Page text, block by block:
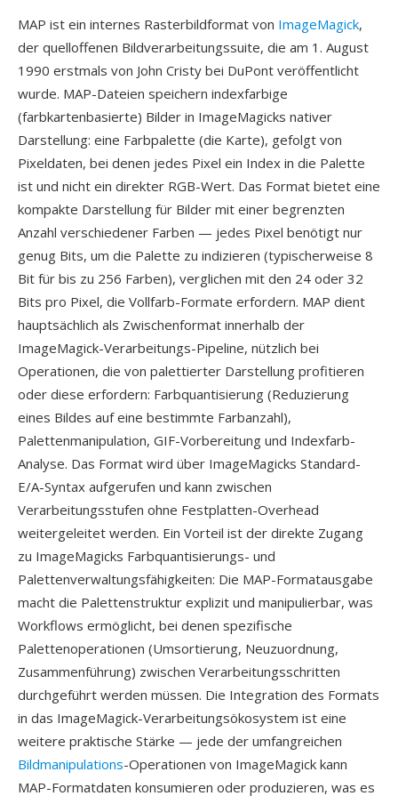
MAP ist ein internes Rasterbildformat von ImageMagick,
der quelloffenen Bildverarbeitungssuite, die am 1. August
1990 erstmals von John Cristy bei DuPont veröffentlicht
wurde. MAP-Dateien speichern indexfarbige
(farbkartenbasierte) Bilder in ImageMagicks nativer
Darstellung: eine Farbpalette (die Karte), gefolgt von
Pixeldaten, bei denen jedes Pixel ein Index in die Palette
ist und nicht ein direkter RGB-Wert. Das Format bietet eine
kompakte Darstellung für Bilder mit einer begrenzten
Anzahl verschiedener Farben — jedes Pixel benötigt nur
genug Bits, um die Palette zu indizieren (typischerweise 8
Bit für bis zu 256 Farben), verglichen mit den 24 oder 32
Bits pro Pixel, die Vollfarb-Formate erfordern. MAP dient
hauptsächlich als Zwischenformat innerhalb der
ImageMagick-Verarbeitungs-Pipeline, nützlich bei
Operationen, die von palettierter Darstellung profitieren
oder diese erfordern: Farbquantisierung (Reduzierung
eines Bildes auf eine bestimmte Farbanzahl),
Palettenmanipulation, GIF-Vorbereitung und Indexfarb-
Analyse. Das Format wird über ImageMagicks Standard-
E/A-Syntax aufgerufen und kann zwischen
Verarbeitungsstufen ohne Festplatten-Overhead
weitergeleitet werden. Ein Vorteil ist der direkte Zugang
zu ImageMagicks Farbquantisierungs- und
Palettenverwaltungsfähigkeiten: Die MAP-Formatausgabe
macht die Palettenstruktur explizit und manipulierbar, was
Workflows ermöglicht, bei denen spezifische
Palettenoperationen (Umsortierung, Neuzuordnung,
Zusammenführung) zwischen Verarbeitungsschritten
durchgeführt werden müssen. Die Integration des Formats
in das ImageMagick-Verarbeitungsökosystem ist eine
weitere praktische Stärke — jede der umfangreichen
Bildmanipulations-Operationen von ImageMagick kann
MAP-Formatdaten konsumieren oder produzieren, was es